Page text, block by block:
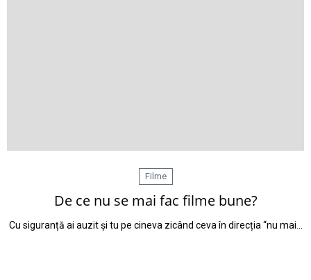
Filme
De ce nu se mai fac filme bune?
Cu siguranță ai auzit și tu pe cineva zicând ceva în direcția “nu mai…